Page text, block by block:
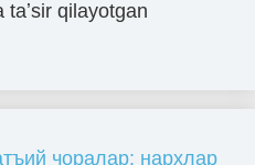
qilayotgan
чоралар: нархлар